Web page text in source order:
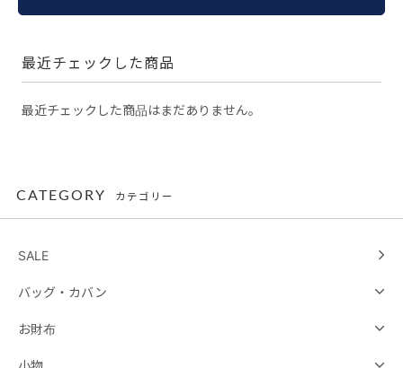
最近チェックした商品
最近チェックした商品はまだありません。
CATEGORY カテゴリー
SALE
バッグ・カバン
お財布